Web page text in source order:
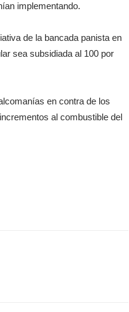
implementando.
de la bancada panista en
sea subsidiada al 100 por
en contra de los
al combustible del